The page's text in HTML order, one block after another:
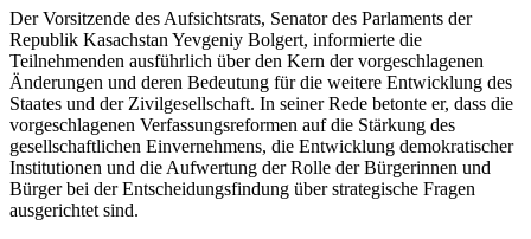
Der Vorsitzende des Aufsichtsrats, Senator des Parlaments der
Republik Kasachstan Yevgeniy Bolgert, informierte die
Teilnehmenden ausführlich über den Kern der vorgeschlagenen
Änderungen und deren Bedeutung für die weitere Entwicklung des
Staates und der Zivilgesellschaft. In seiner Rede betonte er, dass die
vorgeschlagenen Verfassungsreformen auf die Stärkung des
gesellschaftlichen Einvernehmens, die Entwicklung demokratischer
Institutionen und die Aufwertung der Rolle der Bürgerinnen und
Bürger bei der Entscheidungsfindung über strategische Fragen
ausgerichtet sind.